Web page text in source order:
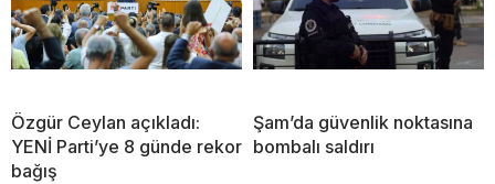
Özgür Ceylan açıkladı:
YENİ Parti’ye 8 günde rekor
bağış
Şam’da güvenlik noktasına
bombalı saldırı